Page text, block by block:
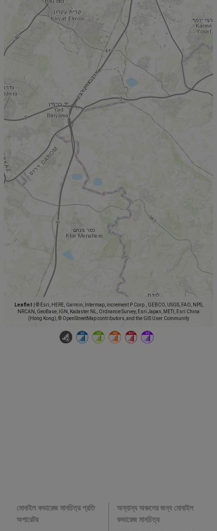
Leaflet
© Esri, HERE, Garmin, Intermap, increment P Corp., GEBCO, USGS, FAO, NPS,
NRCAN, GeoBase, IGN, Kadaster NL, Ordnance Survey, Esri Japan, METI, Esri China
(Hong Kong), © OpenStreetMap contributors, and the GIS User Community
মোবাইল কভারেজ মানচিত্র প্রতি
অপারেটর
অন্যান্য অঞ্চলের জন্য মোবাইল
কভারেজ মানচিত্র